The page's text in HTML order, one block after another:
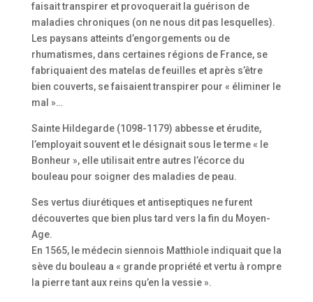
faisait transpirer et provoquerait la guérison de
maladies chroniques (on ne nous dit pas lesquelles).
Les paysans atteints d’engorgements ou de
rhumatismes, dans certaines régions de France, se
fabriquaient des matelas de feuilles et après s’être
bien couverts, se faisaient transpirer pour « éliminer le
mal »…
Sainte Hildegarde (1098-1179) abbesse et érudite,
l’employait souvent et le désignait sous le terme « le
Bonheur », elle utilisait entre autres l’écorce du
bouleau pour soigner des maladies de peau.
Ses vertus diurétiques et antiseptiques ne furent
découvertes que bien plus tard vers la fin du Moyen-
Age.
En 1565, le médecin siennois Matthiole indiquait que la
sève du bouleau a « grande propriété et vertu à rompre
la pierre tant aux reins qu’en la vessie ».